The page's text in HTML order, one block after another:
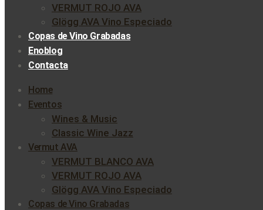
VERMUT ROJO AVA
Glögg AVA Vino Especiado
Copas de Vino Grabadas
Enoblog
Contacta
Home
Eventos
Wines & Music
Classic Wine Jazz
Vermut AVA
VERMUT BLANCO AVA
VERMUT ROJO AVA
Glögg AVA Vino Especiado
Copas de Vino Grabadas